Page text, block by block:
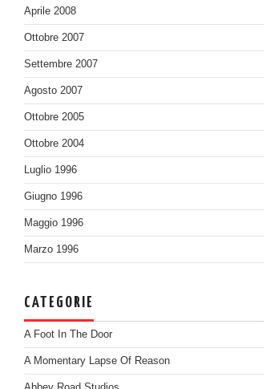
Aprile 2008
Ottobre 2007
Settembre 2007
Agosto 2007
Ottobre 2005
Ottobre 2004
Luglio 1996
Giugno 1996
Maggio 1996
Marzo 1996
CATEGORIE
A Foot In The Door
A Momentary Lapse Of Reason